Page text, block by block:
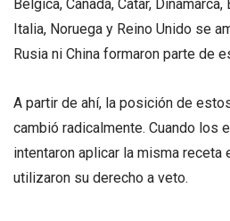
Bélgica, Canadá, Catar, Dinamarca,
Italia, Noruega y Reino Unido se
Rusia ni China formaron parte de
A partir de ahí, la posición de
cambió radicalmente. Cuando los
intentaron aplicar la misma receta
utilizaron su derecho a veto.